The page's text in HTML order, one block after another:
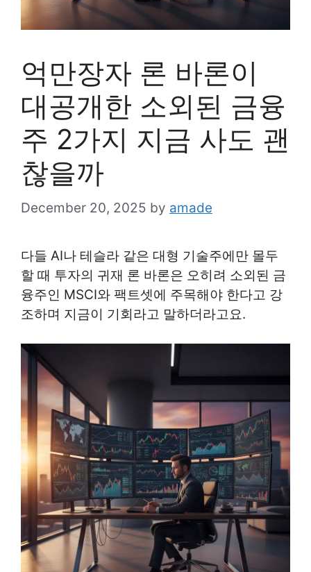
억만장자 론 바론이
대공개한 소외된 금융
주 2가지 지금 사도 괜
찮을까
December 20, 2025 by amade
다들 AI나 테슬라 같은 대형 기술주에만 몰두
할 때 투자의 귀재 론 바론은 오히려 소외된 금
융주인 MSCI와 팩트셋에 주목해야 한다고 강
조하며 지금이 기회라고 말하더라고요.